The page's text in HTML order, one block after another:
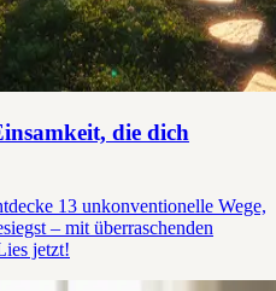
die dich
13 unkonventionelle Wege,
– mit überraschenden
jetzt!